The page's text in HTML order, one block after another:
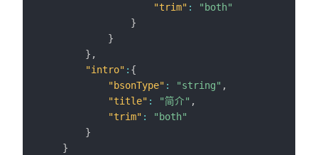
"trim" :
"both"
}
}
} ,
"intro" : {
"bsonType" : "string" ,
"title" : "简介" ,
"trim" :
"both"
}
}